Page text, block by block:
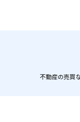
不動産の売買